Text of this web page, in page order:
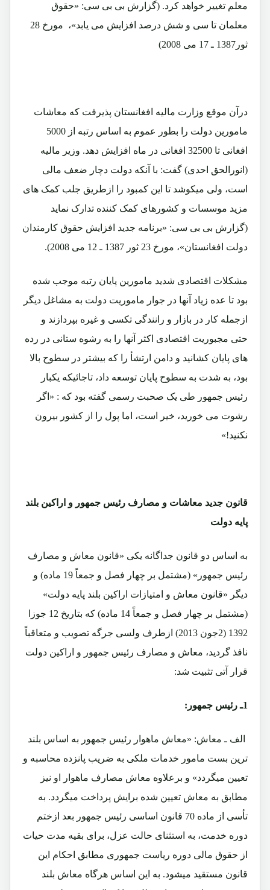
معلم تغییر خواهد کرد. (گزارش بی بی سی: «حقوق
معلمان تا سی و شش درصد افزایش می یابد»، مورخ 28
ثور1387 ـ 17 می 2008)
درآن موقع وزارت مالیه افغانستان پذیرفت که معاشات
مامورین دولت را بطور عموم به اساس رتبه از 5000
افغانی تا 32500 افغانی در ماه افزایش دهد. وزیر مالیه
(انورالحق احدی) گفت: با آنکه دولت دچار ضعف مالی
است، ولی میکوشد تا این کمبود را ازطریق جلب کمک های
مزید موسسات و کشورهای کمک کننده تدارک نماید
(گزارش بی بی سی: «برنامه جدید افزایش حقوق کارمندان
دولت افغانستان»، مورخ 23 ثور 1387 ـ 12 می 2008).
مشکلات اقتصادی شدید مامورین پایان رتبه موجب شده
بود تا عده زیاد آنها در جوار ماموریت دولت به مشاغل دیگر
ازجمله کار در بازار و رانندگی تکسی و غیره بپردازند و
حتی مجبوریت اقتصادی اکثر آنها را به رشوه ستانی در رده
های پایان کشانید و دامن ارتشأ را که بیشتر در سطوح بالا
بود، به شدت به سطوح پایان توسعه داد، تاجائیکه یکبار
رئیس جمهور طی یک صحبت رسمی گفته بود که : «اگر
رشوت می خورید، خیر است، اما پول را از کشور بیرون
نکنید!»
قانون جدید معاشات و مصارف رئیس جمهور و اراکین بلند
پایه دولت
به اساس دو قانون جداگانه یکی «قانون معاش و مصارف
رئیس جمهور» (مشتمل بر چهار فصل و جمعاً 19 ماده) و
دیگر «قانون معاش و امتیازات اراکین بلند پایه دولت»
(مشتمل بر چهار فصل و جمعاً 14 ماده) که بتاریخ 12 جوزا
1392 (2جون 2013) ازطرف ولسی جرگه تصویب و متعاقباً
نافذ گردید، معاش و مصارف رئیس جمهور و اراکین دولت
قرار آتی تثبیت شد:
1ـ رئیس جمهور:
الف ـ معاش: «معاش ماهوار رئیس جمهور به اساس بلند
ترین بست مامور خدمات ملکی به ضریب پانزده محاسبه و
تعیین میگردد» و برعلاوه معاش مصارف ماهوار او نیز
مطابق به معاش تعیین شده برایش پرداخت میگردد. به
تأسی از ماده 70 قانون اساسی رئیس جمهور بعد ازختم
دوره خدمت، به استثنای حالت عزل، برای بقیه مدت حیات
از حقوق مالی دوره ریاست جمهوری مطابق احکام این
قانون مستقید میشود. به این اساس هرگاه معاش بلند